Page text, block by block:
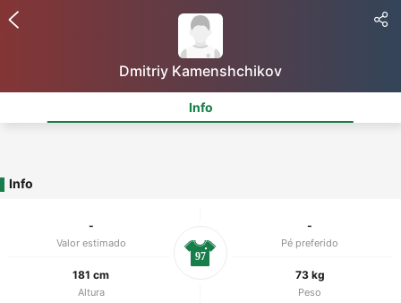
Dmitriy Kamenshchikov
Info
Info
-
Valor estimado
-
Pé preferido
181 cm
Altura
73 kg
Peso
97